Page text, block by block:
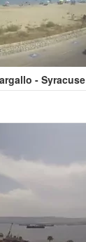
- Syracuse